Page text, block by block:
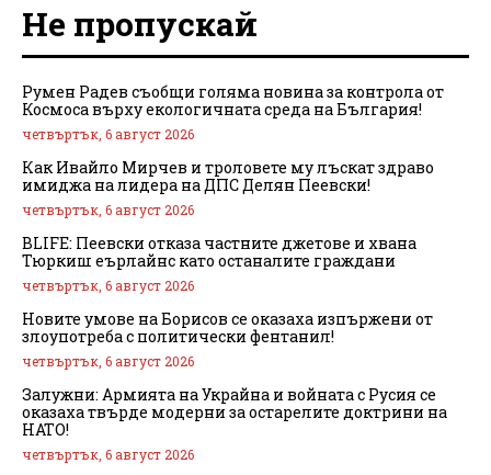
Не пропускай
Румен Радев съобщи голяма новина за контрола от
Космоса върху екологичната среда на България!
четвъртък, 6 август 2026
Как Ивайло Мирчев и троловете му лъскат здраво
имиджа на лидера на ДПС Делян Пеевски!
четвъртък, 6 август 2026
BLIFE: Пеевски отказа частните джетове и хвана
Тюркиш еърлайнс като останалите граждани
четвъртък, 6 август 2026
Новите умове на Борисов се оказаха изпържени от
злоупотреба с политически фентанил!
четвъртък, 6 август 2026
Залужни: Армията на Украйна и войната с Русия се
оказаха твърде модерни за остарелите доктрини на
НАТО!
четвъртък, 6 август 2026